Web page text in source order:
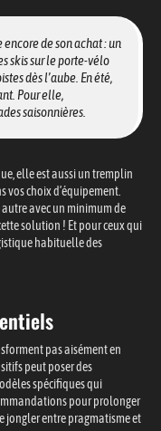
de son achat : un
skis sur le porte-vélo
dès l’aube. En été,
Pour elle,
saisonnières.
elle est aussi un tremplin
choix d’équipement.
autre avec un minimum de
solution ! Et pour ceux qui
habituelle des
pas aisément en
peut poser des
spécifiques qui
pour prolonger
jongler entre pragmatisme et